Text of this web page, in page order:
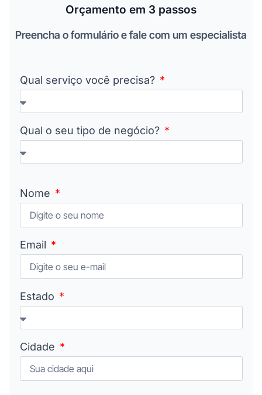
Orçamento em 3 passos
Preencha o formulário e fale com um especialista
Qual serviço você precisa?
Qual o seu tipo de negócio?
Nome
Email
Estado
Cidade